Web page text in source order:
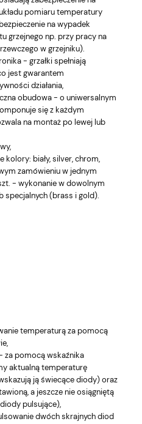
pomiaru temperatury
na wypadek
grzejnego np. przy pracy na
w grzejniku).
- grzałki spełniają
jest gwarantem
działania,
obudowa - o uniwersalnym
się z każdym
na montaż po lewej lub
biały, silver, chrom,
zamówieniu w jednym
- wykonanie w dowolnym
specjalnych (brass i gold).
temperaturą za pomocą
za pomocą wskaźnika
aktualną temperaturę
ją świecące diody) oraz
a jeszcze nie osiągniętą
pulsujące),
dwóch skrajnych diod